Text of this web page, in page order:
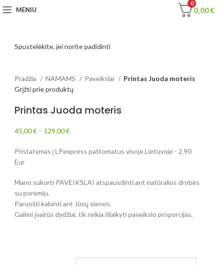
MENIU
0
0,00€
Spustelėkite, jei norite padidinti
Pradžia NAMAMS Paveikslai
Printas Juoda moteris
Grįžti prie produktų
Printas Juoda moteris
45,00€ – 129,00€
Pristatymas į LPexpress paštomatus visoje Lietuvoje - 2,90
Eur
Mano sukurti PAVEIKSLAI atspausdinti ant natūralios drobės
su porėmiu.
Paruošti kabinti ant Jūsų sienos.
Galimi įvairūs dydžiai, tik reikia išlaikyti paveikslo proporcijas.